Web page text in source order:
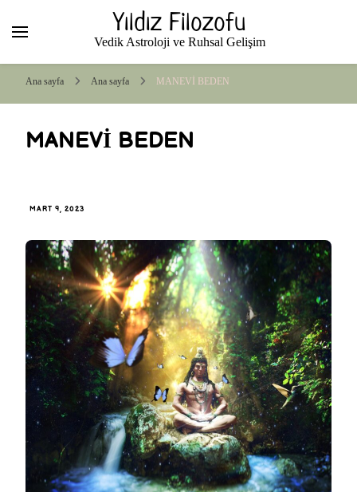
Yıldız Filozofu
Vedik Astroloji ve Ruhsal Gelişim
Ana sayfa Ana sayfa MANEVİ BEDEN
MANEVİ BEDEN
MART 9, 2023